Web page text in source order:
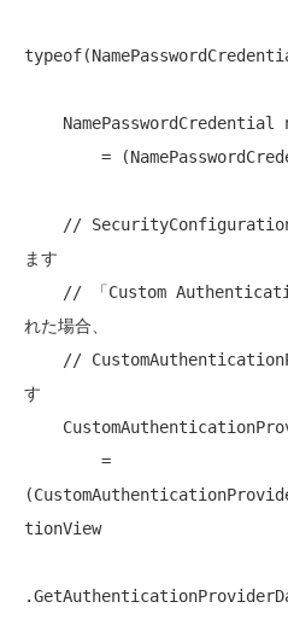
typeof
//
ます
// 「Custom
れた場合、
//
す
tionView